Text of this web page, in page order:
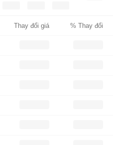
Thay đổi giá % Thay đổi